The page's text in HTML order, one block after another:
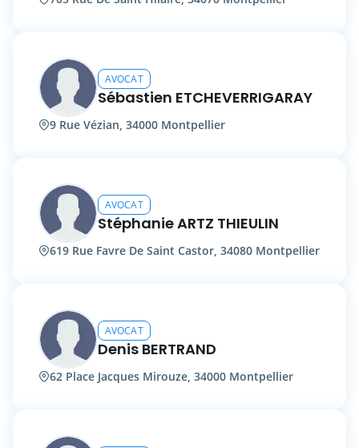
AVOCAT
Sébastien ETCHEVERRIGARAY
9 Rue Vézian, 34000 Montpellier
AVOCAT
Stéphanie ARTZ THIEULIN
619 Rue Favre De Saint Castor, 34080 Montpellier
AVOCAT
Denis BERTRAND
62 Place Jacques Mirouze, 34000 Montpellier